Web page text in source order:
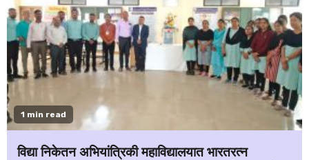
1 min read
विद्या निकेतन अभियांत्रिकी महाविद्यालयात भारतरत्न